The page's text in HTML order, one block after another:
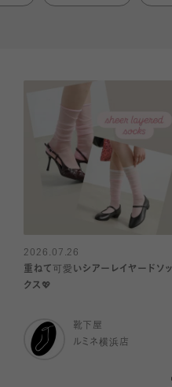
2026.07.26
重ねて可愛いシアーレイヤードソッ
クス💖
靴下屋
ルミネ横浜店